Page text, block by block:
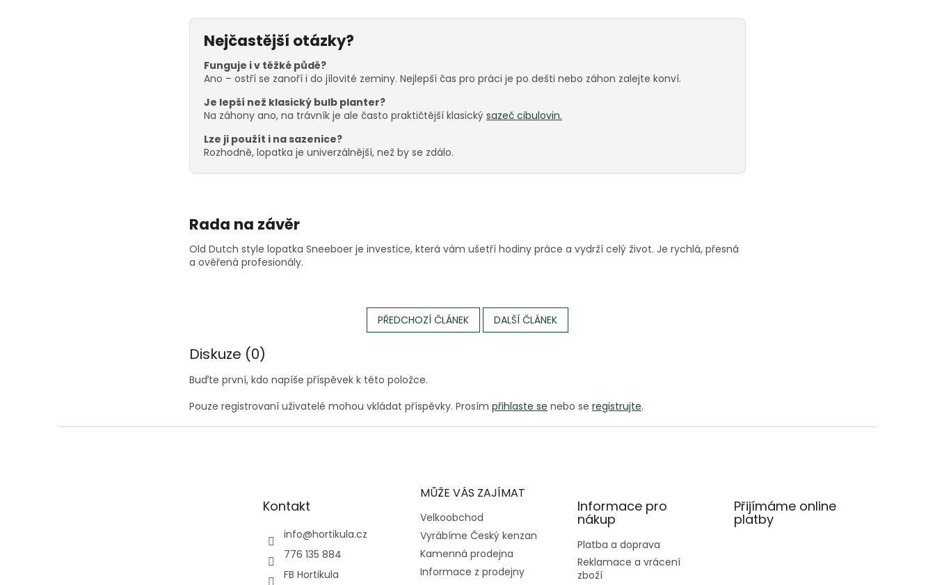
Nejčastější otázky?
Funguje i v těžké půdě?
Ano – ostří se zanoří i do jílovité zeminy. Nejlepší čas pro práci je po dešti nebo záhon zalejte konví.
Je lepší než klasický bulb planter?
Na záhony ano, na trávník je ale často praktičtější klasický sazeč cibulovin.
Lze ji použít i na sazenice?
Rozhodně, lopatka je univerzálnější, než by se zdálo.
Rada na závěr
Old Dutch style lopatka Sneeboer je investice, která vám ušetří hodiny práce a vydrží celý život. Je rychlá, přesná
a ověřená profesionály.
PŘEDCHOZÍ ČLÁNEK DALŠÍ ČLÁNEK
Diskuze (0)
Buďte první, kdo napíše příspěvek k této položce.
Pouze registrovaní uživatelé mohou vkládat příspěvky. Prosím přihlaste se nebo se registrujte.
Kontakt
info@hortikula.cz
776 135 884
FB Hortikula
MŮŽE VÁS ZAJÍMAT
Velkoobchod
Vyrábíme Český kenzan
Kamenná prodejna
Informace z prodejny
Informace pro
nákup
Platba a doprava
Reklamace a vrácení
zboží
Přijímáme online
platby